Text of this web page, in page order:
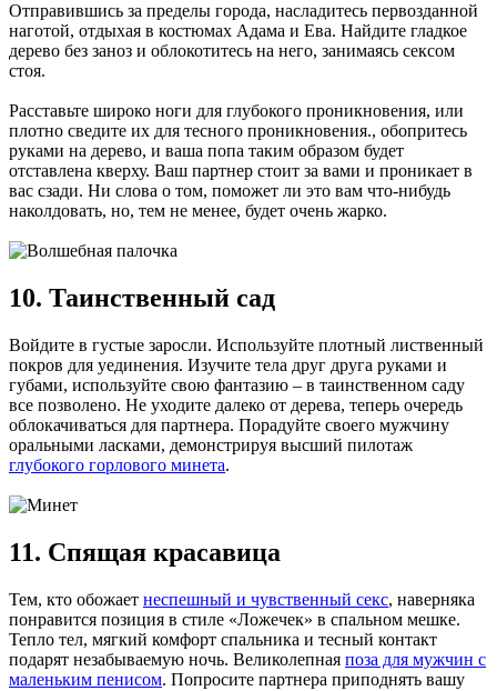
Отправившись за пределы города, насладитесь первозданной
наготой, отдыхая в костюмах Адама и Ева. Найдите гладкое
дерево без заноз и облокотитесь на него, занимаясь сексом
стоя.
Расставьте широко ноги для глубокого проникновения, или
плотно сведите их для тесного проникновения., обопритесь
руками на дерево, и ваша попа таким образом будет
отставлена кверху. Ваш партнер стоит за вами и проникает в
вас сзади. Ни слова о том, поможет ли это вам что-нибудь
наколдовать, но, тем не менее, будет очень жарко.
10. Таинственный сад
Войдите в густые заросли. Используйте плотный лиственный
покров для уединения. Изучите тела друг друга руками и
губами, используйте свою фантазию – в таинственном саду
все позволено. Не уходите далеко от дерева, теперь очередь
облокачиваться для партнера. Порадуйте своего мужчину
оральными ласками, демонстрируя высший пилотаж
глубокого горлового минета.
11. Спящая красавица
Тем, кто обожает неспешный и чувственный секс, наверняка
понравится позиция в стиле «Ложечек» в спальном мешке.
Тепло тел, мягкий комфорт спальника и тесный контакт
подарят незабываемую ночь. Великолепная поза для мужчин с
маленьким пенисом. Попросите партнера приподнять вашу